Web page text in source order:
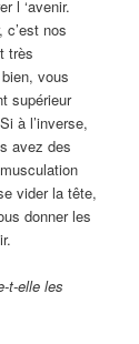
l ‘avenir.
c’est nos
très
vous
supérieur
à l’inverse,
avez des
vider la tête,
donner les
t-elle les